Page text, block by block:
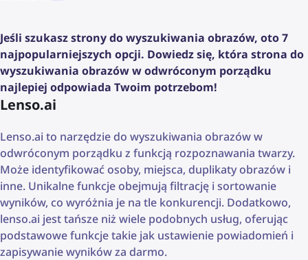
Jeśli szukasz strony do wyszukiwania obrazów, oto 7
najpopularniejszych opcji. Dowiedz się, która strona do
wyszukiwania obrazów w odwróconym porządku
najlepiej odpowiada Twoim potrzebom!
Lenso.ai
Lenso.ai to narzędzie do wyszukiwania obrazów w
odwróconym porządku z funkcją rozpoznawania twarzy.
Może identyfikować osoby, miejsca, duplikaty obrazów i
inne. Unikalne funkcje obejmują filtrację i sortowanie
wyników, co wyróżnia je na tle konkurencji. Dodatkowo,
lenso.ai jest tańsze niż wiele podobnych usług, oferując
podstawowe funkcje takie jak ustawienie powiadomień i
zapisywanie wyników za darmo.